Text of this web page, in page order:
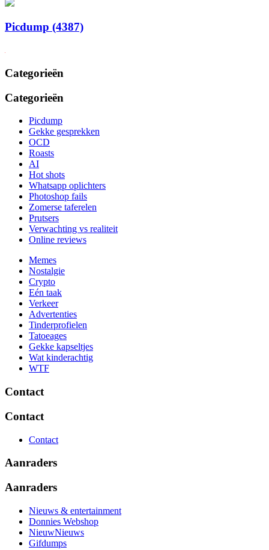
Picdump (4387)
Categorieën
Categorieën
Picdump
Gekke gesprekken
OCD
Roasts
AI
Hot shots
Whatsapp oplichters
Photoshop fails
Zomerse taferelen
Prutsers
Verwachting vs realiteit
Online reviews
Memes
Nostalgie
Crypto
Eén taak
Verkeer
Advertenties
Tinderprofielen
Tatoeages
Gekke kapseltjes
Wat kinderachtig
WTF
Contact
Contact
Contact
Aanraders
Aanraders
Nieuws & entertainment
Donnies Webshop
NieuwNieuws
Gifdumps